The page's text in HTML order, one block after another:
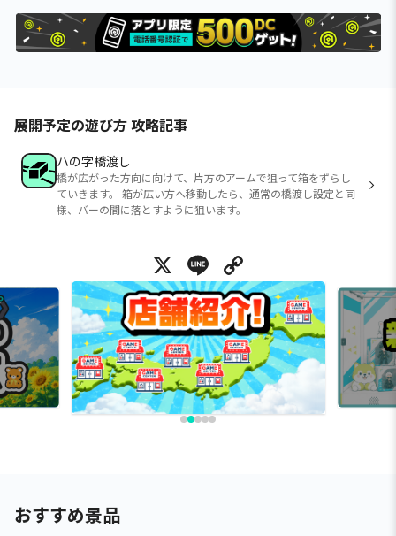
展開予定の遊び方 攻略記事
ハの字橋渡し
橋が広がった方向に向けて、片方のアームで狙って箱をずらし
ていきます。 箱が広い方へ移動したら、通常の橋渡し設定と同
様、バーの間に落とすように狙います。
X Line
おすすめ景品